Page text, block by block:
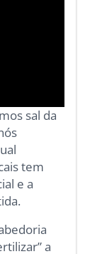
sal da
tem
e a
a